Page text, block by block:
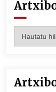
hilez